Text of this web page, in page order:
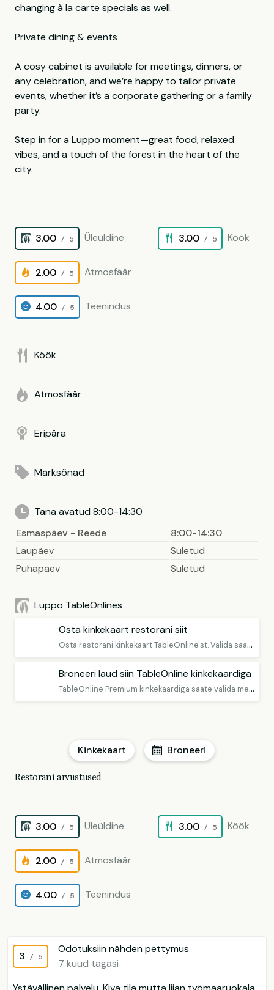
changing à la carte specials as well.
Private dining & events
A cosy cabinet is available for meetings, dinners, or
any celebration, and we’re happy to tailor private
events, whether it’s a corporate gathering or a family
party.
Step in for a Luppo moment—great food, relaxed
vibes, and a touch of the forest in the heart of the
city.
3.00 / 5 Üleüldine 3.00 / 5 Köök
2.00 / 5 Atmosfäär
4.00 / 5 Teenindus
Köök
Atmosfäär
Eripära
Märksõnad
Täna avatud 8:00-14:30
Esmaspäev - Reede
8:00-14:30
Laupäev
Suletud
Pühapäev
Suletud
Luppo TableOnlines
Osta kinkekaart restorani siit
O
sta restorani kinkekaart TableOnline'st. Valida saab 2 erineva kinkekaardi vahel: TableOnline kinkekaart Premium - Avatud kinkekaart, mille puhul restorani valite alles hiljem ning TableOnline kinkekaart Selected - Kinkekaart kindlasse restorani.
Broneeri laud siin TableOnline kinkekaardiga
T
ableOnline Premium kinkekaardiga saate valida meie restoranide hulgast meelepärase restorani, mis aktsepteerib TableOnline'i kinkekaarti. Kinkekaarti saab kasutada kõikides nii Eesti kui Soome restoranides, kes seda teenust pakuvad. Vaadake nende restoranide loendit allpool..
Broneeri
Kinkekaart
Restorani arvustused
3.00 / 5 Üleüldine 3.00 / 5 Köök
2.00 / 5 Atmosfäär
4.00 / 5 Teenindus
3 / 5
Odotuksiin nähden pettymus
7 kuud tagasi